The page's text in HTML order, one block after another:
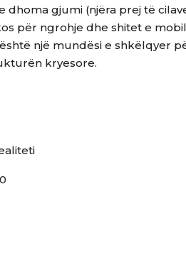
dhoma gjumi (njëra prej të
për ngrohje dhe shitet e
një mundësi e shkëlqyer
kryesore.